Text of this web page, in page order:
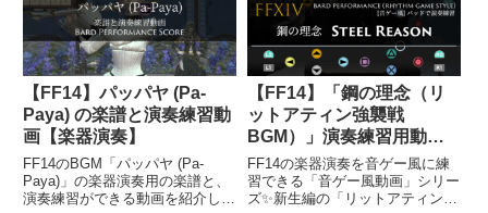
【FF14】パッパヤ (Pa-
Paya) の楽譜と演奏練習動
画【楽器演奏】
FF14のBGM「パッパヤ (Pa-
Paya)」の楽器演奏用の楽譜と、
演奏練習ができる動画を紹介しま
【FF14】「鋼の理念（リ
ットアティン強襲戦
BGM）」演奏練習用動画
【楽器演奏】
FF14の楽器演奏を音ゲー風に練
習できる「音ゲー風動画」シリー
ズ✨新生編の「リットアティン強